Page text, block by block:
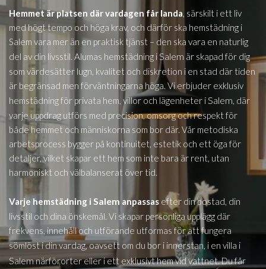
Hemmet är platsen där vardagen får landa, särskilt i ett liv
med högt tempo och höga krav, och därför ska hemstädning i
Salem vara mer än en praktisk tjänst – den ska vara en naturlig
del av din livsstil. Alumas hemstädning i Salem är skapad för dig
som värdesätter lugn, kvalitet och diskretion i en stad där tiden
är begränsad men förväntningarna höga. Vi erbjuder exklusiv
hemstädning för privata hem, villor och lägenheter i Salem, där
varje uppdrag utförs med precision, omsorg och respekt för
både hemmet och människorna som bor där. Vår metodiska
arbetsprocess bygger på kontinuitet, estetik och ett öga för
detaljer, vilket skapar ett hem som inte bara är rent, utan
harmoniskt och välbalanserat över tid.
Varje hemstädning i Salem anpassas efter din bostad, din
livsstil och dina önskemål. Vi skapar personliga upplägg där
frekvens, innehåll och utförande utformas för att fungera
sömlöst i din vardag, oavsett om du bor i innerstan, i en villa i
Salemnärförorter eller i ett exklusivt hem vid vattnet. Du får